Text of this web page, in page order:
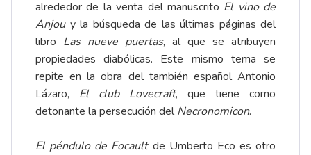
alrededor de la venta del manuscrito El vino de
Anjouy la búsqueda de las últimas páginas del
libro Las nueve puertas, al que se atribuyen
propiedades diabólicas. Este mismo tema se
repite en la obra del también español Antonio
Lázaro, El club Lovecraft, que tiene como
detonante la persecución delNecronomicon.
El péndulo de Focault de Umberto Eco es otro